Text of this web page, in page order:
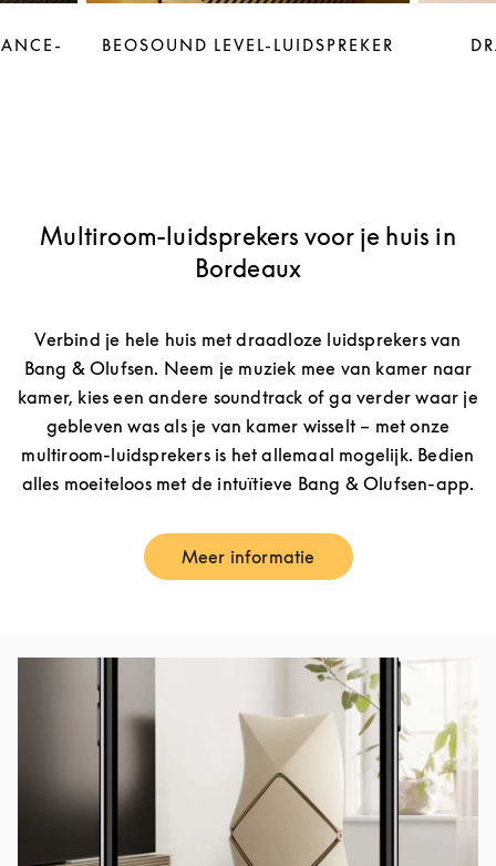
BEOSOUND LEVEL-LUIDSPREKER
Multiroom-luidsprekers voor je huis in
Bordeaux
Verbind je hele huis met draadloze luidsprekers van
Bang & Olufsen. Neem je muziek mee van kamer naar
kamer, kies een andere soundtrack of ga verder waar je
gebleven was als je van kamer wisselt – met onze
multiroom-luidsprekers is het allemaal mogelijk. Bedien
alles moeiteloos met de intuïtieve Bang & Olufsen-app.
Meer informatieLink Opens in New Tab